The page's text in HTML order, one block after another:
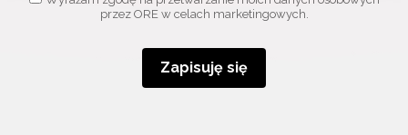
przez ORE w celach marketingowych.
Zapisuję się